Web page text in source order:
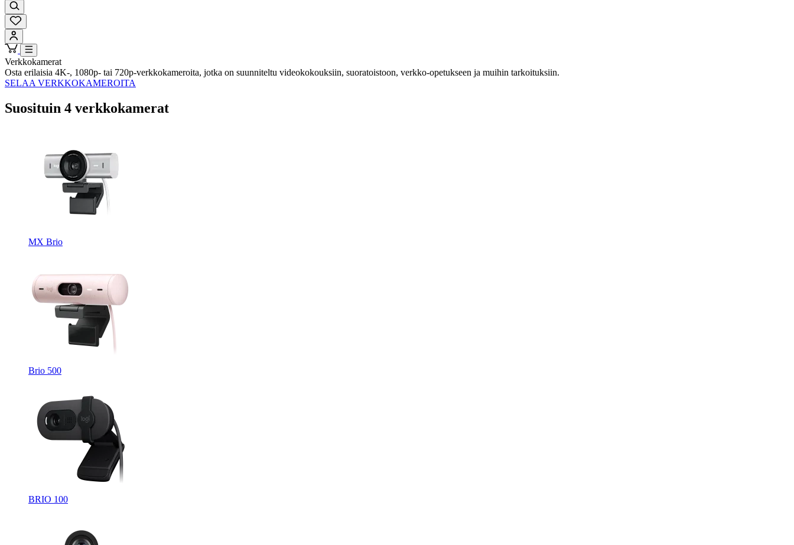
Verkkokamerat
Osta erilaisia 4K-, 1080p- tai 720p-verkkokameroita, jotka on suunniteltu videokokouksiin, suoratoistoon, verkko-opetukseen ja muihin tarkoituksiin.
SELAA VERKKOKAMEROITA
Suosituin 4 verkkokamerat
MX Brio
Brio 500
BRIO 100